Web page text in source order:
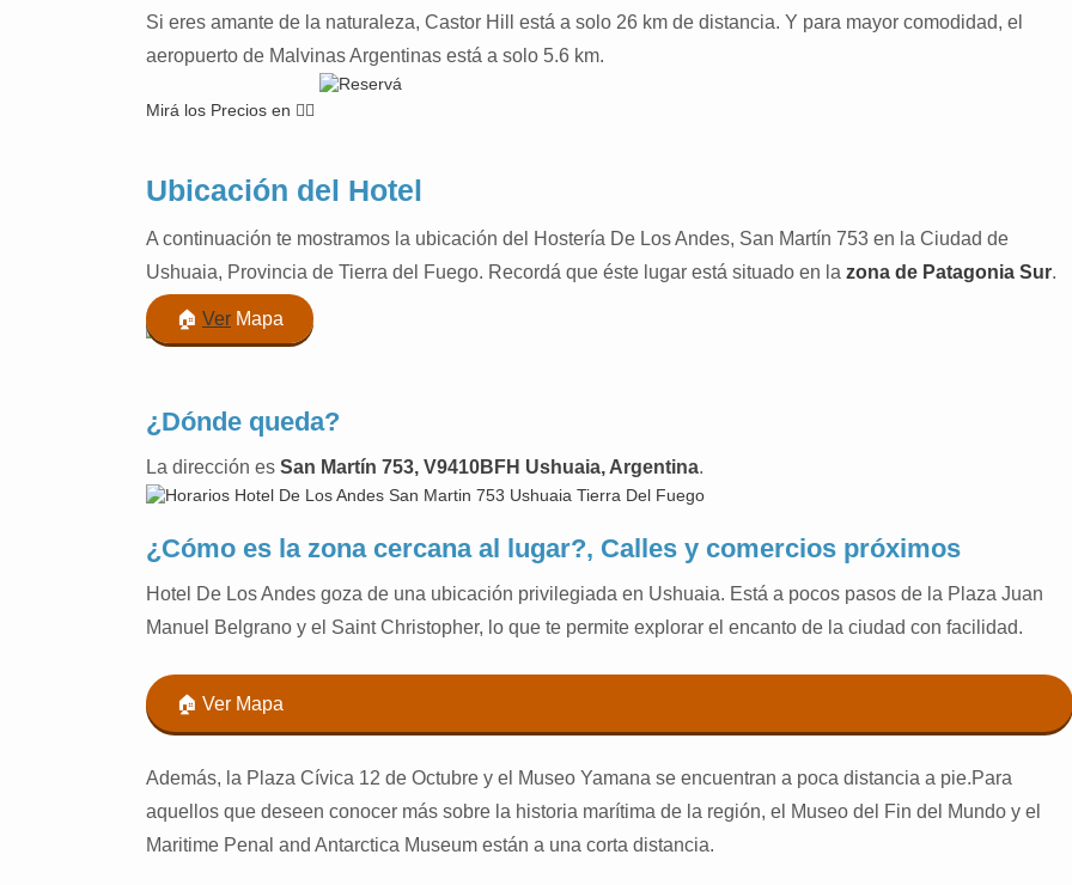
Si eres amante de la naturaleza, Castor Hill está a solo 26 km de distancia. Y para mayor comodidad, el
aeropuerto de Malvinas Argentinas está a solo 5.6 km.
Mirá los Precios en 👉🏽
Ubicación del Hotel
A continuación te mostramos la ubicación del Hostería De Los Andes, San Martín 753 en la Ciudad de
Ushuaia, Provincia de Tierra del Fuego. Recordá que éste lugar está situado en la zona de Patagonia Sur.
¿Dónde queda?
La dirección es San Martín 753, V9410BFH Ushuaia, Argentina.
🏠 Ver Mapa
¿Cómo es la zona cercana al lugar?, Calles y comercios próximos
Hotel De Los Andes goza de una ubicación privilegiada en Ushuaia. Está a pocos pasos de la Plaza Juan
Manuel Belgrano y el Saint Christopher, lo que te permite explorar el encanto de la ciudad con facilidad.
🏠 Ver Mapa
Además, la Plaza Cívica 12 de Octubre y el Museo Yamana se encuentran a poca distancia a pie.Para
aquellos que deseen conocer más sobre la historia marítima de la región, el Museo del Fin del Mundo y el
Maritime Penal and Antarctica Museum están a una corta distancia.